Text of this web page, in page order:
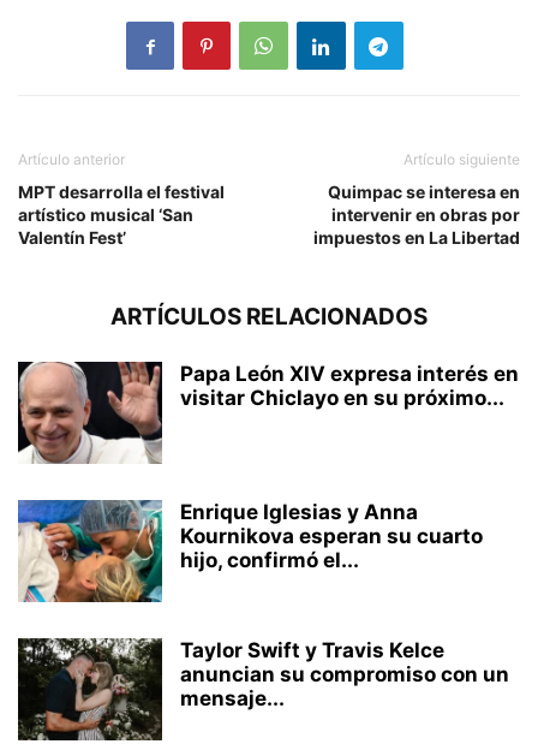
Artículo anterior
MPT desarrolla el festival
artístico musical ‘San
Valentín Fest’
Artículo siguiente
Quimpac se interesa en
intervenir en obras por
impuestos en La Libertad
ARTÍCULOS RELACIONADOS
Papa León XIV expresa interés en
visitar Chiclayo en su próximo...
Enrique Iglesias y Anna
Kournikova esperan su cuarto
hijo, confirmó el...
Taylor Swift y Travis Kelce
anuncian su compromiso con un
mensaje...